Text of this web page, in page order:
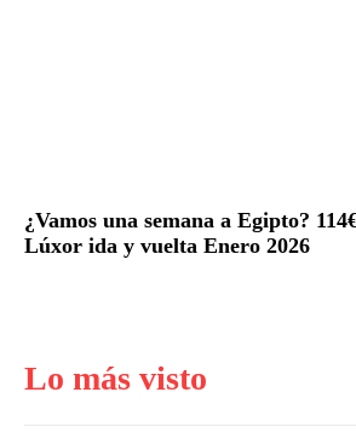
¿Vamos una semana a Egipto?
Lúxor ida y vuelta Enero 2026
Lo más visto